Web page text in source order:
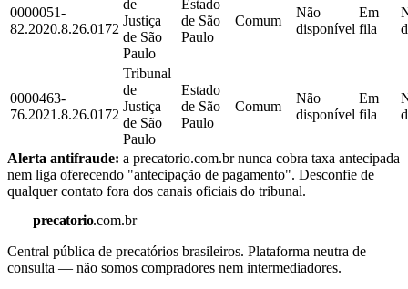
0000051-
82.2020.8.26.0172
de
Justiça
de São
Paulo
Estado
de São
Paulo
Comum
Não
disponível
Em
fila
0000463-
76.2021.8.26.0172
Tribunal
de
Justiça
de São
Paulo
Estado
de São
Paulo
Comum
Não
disponível
Em
fila
Alerta antifraude: a precatorio.com.br nunca cobra taxa antecipada
nem liga oferecendo "antecipação de pagamento". Desconfie de
qualquer contato fora dos canais oficiais do tribunal.
precatorio.com.br
Central pública de precatórios brasileiros. Plataforma neutra de
consulta — não somos compradores nem intermediadores.